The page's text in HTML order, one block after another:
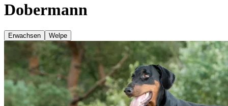
Dobermann
Erwachsen Welpe